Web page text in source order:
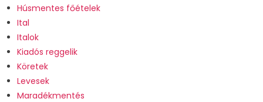
Húsmentes főételek
Ital
Italok
Kiadós reggelik
Köretek
Levesek
Maradékmentés